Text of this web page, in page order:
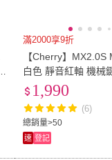
滿2000享9折
【Cherry】MX2.0S
白色 靜音紅軸 機械
2A/無鋼板/遊戲/電競)
總銷量>50
1,990
(6)
速 登記